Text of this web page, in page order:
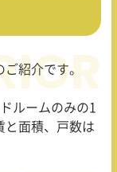
紹介です。
ルームのみの1
と面積、戸数は